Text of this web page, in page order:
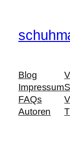
Blog
Impressum
FAQs
Autoren